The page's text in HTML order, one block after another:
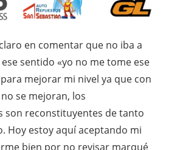
en comentar que no iba a
sentido «yo no me tome ese
mejorar mi nivel ya que con
se mejoran, los
son reconstituyentes de tanto
Hoy estoy aquí aceptando mi
bien por no revisar marqué